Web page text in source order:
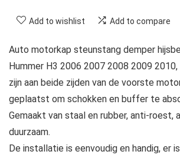
Add to wishlist Add to compare
Auto motorkap steunstang demper
Hummer H3 2006 2007 2008 2009
zijn aan beide zijden van de voorste
geplaatst om schokken en buffer te
Gemaakt van staal en rubber, anti-roest,
duurzaam.
De installatie is eenvoudig en handig, er